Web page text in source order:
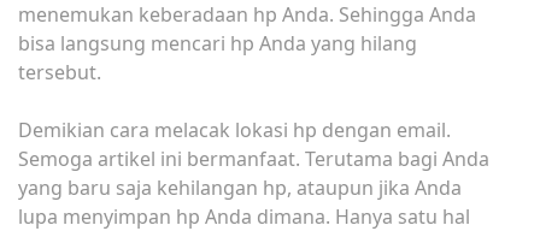
menemukan keberadaan hp Anda. Sehingga Anda
bisa langsung mencari hp Anda yang hilang
tersebut.
Demikian cara melacak lokasi hp dengan email.
Semoga artikel ini bermanfaat. Terutama bagi Anda
yang baru saja kehilangan hp, ataupun jika Anda
lupa menyimpan hp Anda dimana. Hanya satu hal